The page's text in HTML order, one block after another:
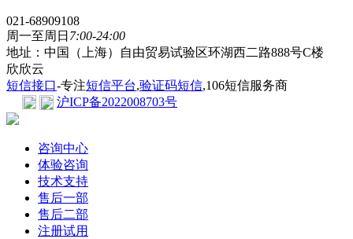
021-68909108
周一至周日 7:00-24:00
地址：中国（上海）自由贸易试验区环湖西二路888号C楼
欣欣云
短信接口-专注短信平台,验证码短信,106短信服务商
沪ICP备2022008703号
咨询中心
体验咨询
技术支持
售后一部
售后二部
注册试用